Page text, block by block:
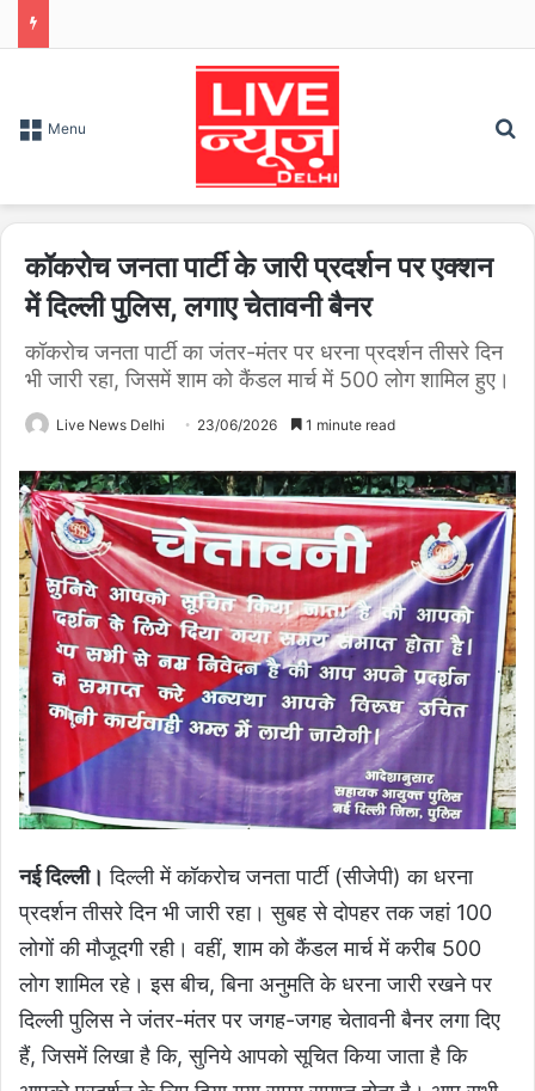
Menu
कॉकरोच जनता पार्टी के जारी प्रदर्शन पर एक्शन
में दिल्ली पुलिस, लगाए चेतावनी बैनर
कॉकरोच जनता पार्टी का जंतर-मंतर पर धरना प्रदर्शन तीसरे दिन
भी जारी रहा, जिसमें शाम को कैंडल मार्च में 500 लोग शामिल हुए।
Live News Delhi 23/06/2026 1 minute read
नई दिल्ली। दिल्ली में कॉकरोच जनता पार्टी (सीजेपी) का धरना
प्रदर्शन तीसरे दिन भी जारी रहा। सुबह से दोपहर तक जहां 100
लोगों की मौजूदगी रही। वहीं, शाम को कैंडल मार्च में करीब 500
लोग शामिल रहे। इस बीच, बिना अनुमति के धरना जारी रखने पर
दिल्ली पुलिस ने जंतर-मंतर पर जगह-जगह चेतावनी बैनर लगा दिए
हैं, जिसमें लिखा है कि, सुनिये आपको सूचित किया जाता है कि